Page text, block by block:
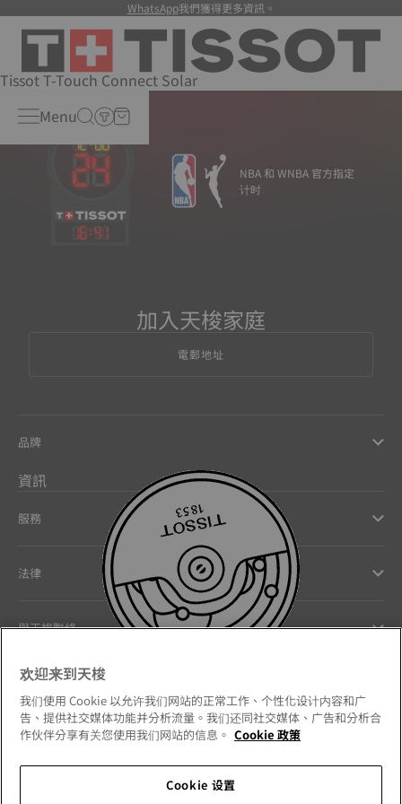
WhatsApp我們獲得更多資訊。
Tissot T-Touch Connect Solar
Menu
16:41
NBA 和 WNBA 官方指定
计时
加入天梭家庭
電郵地址
品牌
資訊
服務
法律
與天梭聯絡
Our commitments
欢迎来到天梭
我们使用 Cookie 以允许我们网站的正常工作、个性化设计内容和广
告、提供社交媒体功能并分析流量。我们还同社交媒体、广告和分析合
作伙伴分享有关您使用我们网站的信息。 Cookie 政策
Cookie 设置